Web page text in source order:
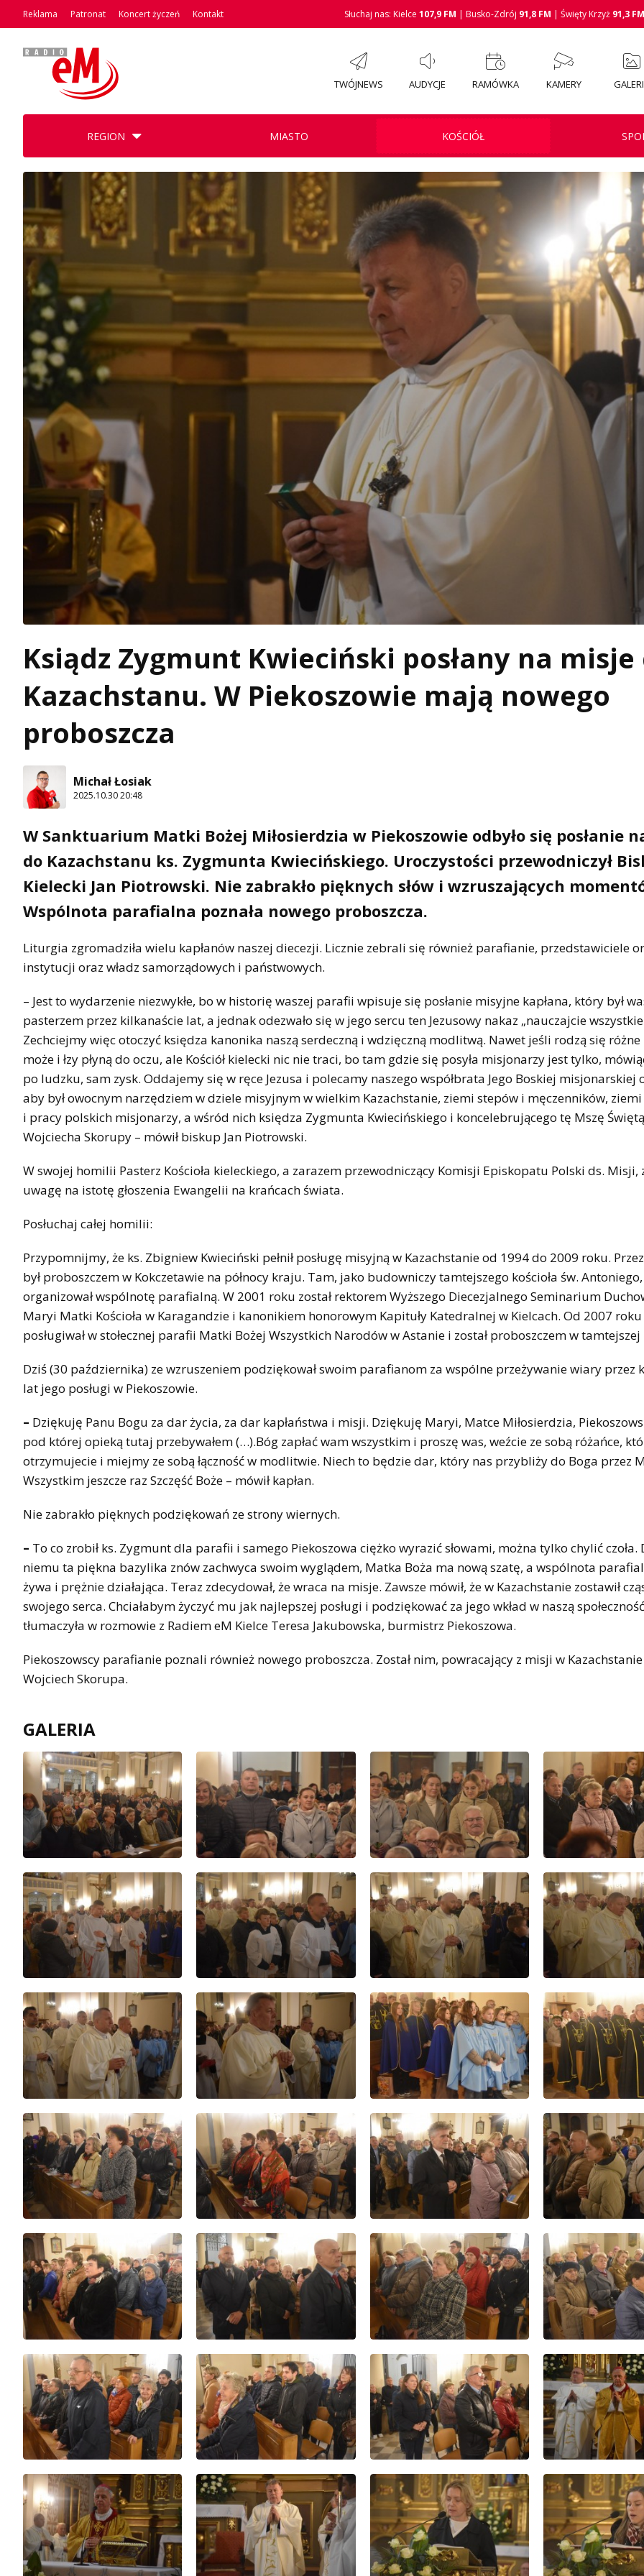
Reklama Patronat Koncert życzeń Kontakt Słuchaj nas: Kielce 107,9 FM | Busko-Zdrój 91,8 FM | Święty Krzyż 91,3 FM
TWÓJNEWS AUDYCJE RAMÓWKA KAMERY
REGION MIASTO KOŚCIÓŁ
Ksiądz Zygmunt Kwieciński posłany na misje
Kazachstanu. W Piekoszowie mają nowego
proboszcza
Michał Łosiak
2025.10.30 20:48
W Sanktuarium Matki Bożej Miłosierdzia w Piekoszowie odbyło się posłanie
do Kazachstanu ks. Zygmunta Kwiecińskiego. Uroczystości przewodniczył
Kielecki Jan Piotrowski. Nie zabrakło pięknych słów i wzruszających
Wspólnota parafialna poznała nowego proboszcza.
Liturgia zgromadziła wielu kapłanów naszej diecezji. Licznie zebrali się również parafianie, przedstawiciele
instytucji oraz władz samorządowych i państwowych.
– Jest to wydarzenie niezwykłe, bo w historię waszej parafii wpisuje się posłanie misyjne kapłana, który był
pasterzem przez kilkanaście lat, a jednak odezwało się w jego sercu ten Jezusowy nakaz „nauczajcie
Zechciejmy więc otoczyć księdza kanonika naszą serdeczną i wdzięczną modlitwą. Nawet jeśli rodzą się
może i łzy płyną do oczu, ale Kościół kielecki nic nie traci, bo tam gdzie się posyła misjonarzy jest tylko,
po ludzku, sam zysk. Oddajemy się w ręce Jezusa i polecamy naszego współbrata Jego Boskiej misjonarskiej
aby był owocnym narzędziem w dziele misyjnym w wielkim Kazachstanie, ziemi stepów i męczenników,
i pracy polskich misjonarzy, a wśród nich księdza Zygmunta Kwiecińskiego i koncelebrującego tę Mszę
Wojciecha Skorupy – mówił biskup Jan Piotrowski.
W swojej homilii Pasterz Kościoła kieleckiego, a zarazem przewodniczący Komisji Episkopatu Polski ds. Misji,
uwagę na istotę głoszenia Ewangelii na krańcach świata.
Posłuchaj całej homilii:
Przypomnijmy, że ks. Zbigniew Kwieciński pełnił posługę misyjną w Kazachstanie od 1994 do 2009 roku.
był proboszczem w Kokczetawie na północy kraju. Tam, jako budowniczy tamtejszego kościoła św. Antoniego,
organizował wspólnotę parafialną. W 2001 roku został rektorem Wyższego Diecezjalnego Seminarium
Maryi Matki Kościoła w Karagandzie i kanonikiem honorowym Kapituły Katedralnej w Kielcach. Od 2007 roku
posługiwał w stołecznej parafii Matki Bożej Wszystkich Narodów w Astanie i został proboszczem w
Dziś (30 października) ze wzruszeniem podziękował swoim parafianom za wspólne przeżywanie wiary przez
lat jego posługi w Piekoszowie.
– Dziękuję Panu Bogu za dar życia, za dar kapłaństwa i misji. Dziękuję Maryi, Matce Miłosierdzia,
pod której opieką tutaj przebywałem (…).Bóg zapłać wam wszystkim i proszę was, weźcie ze sobą różańce,
otrzymujecie i miejmy ze sobą łączność w modlitwie. Niech to będzie dar, który nas przybliży do Boga przez
Wszystkim jeszcze raz Szczęść Boże – mówił kapłan.
Nie zabrakło pięknych podziękowań ze strony wiernych.
– To co zrobił ks. Zygmunt dla parafii i samego Piekoszowa ciężko wyrazić słowami, można tylko chylić czoła.
niemu ta piękna bazylika znów zachwyca swoim wyglądem, Matka Boża ma nową szatę, a wspólnota
żywa i prężnie działająca. Teraz zdecydował, że wraca na misje. Zawsze mówił, że w Kazachstanie zostawił
swojego serca. Chciałabym życzyć mu jak najlepszej posługi i podziękować za jego wkład w naszą
tłumaczyła w rozmowie z Radiem eM Kielce Teresa Jakubowska, burmistrz Piekoszowa.
Piekoszowscy parafianie poznali również nowego proboszcza. Został nim, powracający z misji w
Wojciech Skorupa.
GALERIA